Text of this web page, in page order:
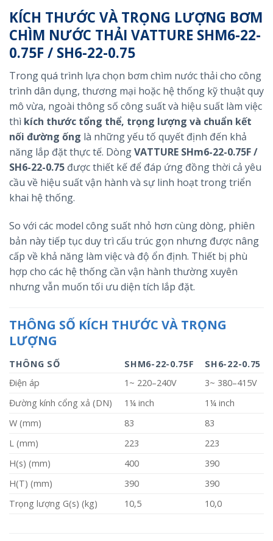
KÍCH THƯỚC VÀ TRỌNG LƯỢNG BƠM
CHÌM NƯỚC THẢI VATTURE SHM6-22-
0.75F / SH6-22-0.75
Trong quá trình lựa chọn bơm chìm nước thải cho công
trình dân dụng, thương mại hoặc hệ thống kỹ thuật quy
mô vừa, ngoài thông số công suất và hiệu suất làm việc
thì kích thước tổng thể, trọng lượng và chuẩn kết
nối đường ống là những yếu tố quyết định đến khả
năng lắp đặt thực tế. DòngVATTURE SHm6-22-0.75F /
SH6-22-0.75 được thiết kế để đáp ứng đồng thời cả yêu
cầu về hiệu suất vận hành và sự linh hoạt trong triển
khai hệ thống.
So với các model công suất nhỏ hơn cùng dòng, phiên
bản này tiếp tục duy trì cấu trúc gọn nhưng được nâng
cấp về khả năng làm việc và độ ổn định. Thiết bị phù
hợp cho các hệ thống cần vận hành thường xuyên
nhưng vẫn muốn tối ưu diện tích lắp đặt.
THÔNG SỐ KÍCH THƯỚC VÀ TRỌNG
LƯỢNG
THÔNG SỐ SHM6-22-0.75F
SH6-22-0.75
Điện áp
1~ 220–240V
3~ 380–415V
Đường kính cổng xả (DN)
1¼ inch
1¼ inch
W (mm)
83
83
L (mm)
223
223
H(s) (mm)
400
390
H(T) (mm)
390
390
Trọng lượng G(s) (kg)
10,5 10,0